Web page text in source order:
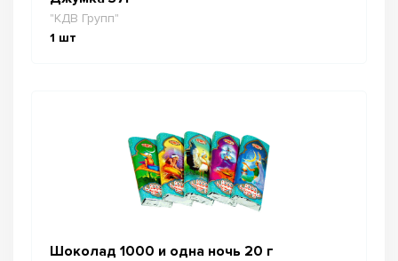
"КДВ Групп"
1 шт
Шоколад 1000 и одна ночь 20 г